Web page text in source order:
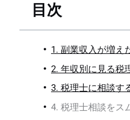
目次
1. 副業収入が増え
2. 年収別に見る税
3. 税理士に相談す
4. 税理士相談をス